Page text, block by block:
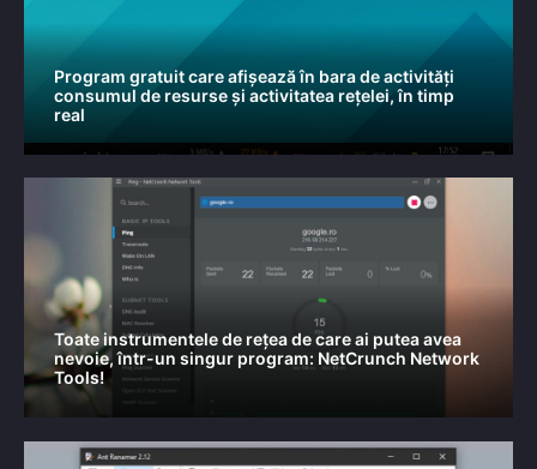
Program gratuit care afișează în bara de activități
consumul de resurse și activitatea rețelei, în timp
real
Toate instrumentele de rețea de care ai putea avea
nevoie, într-un singur program: NetCrunch Network
Tools!